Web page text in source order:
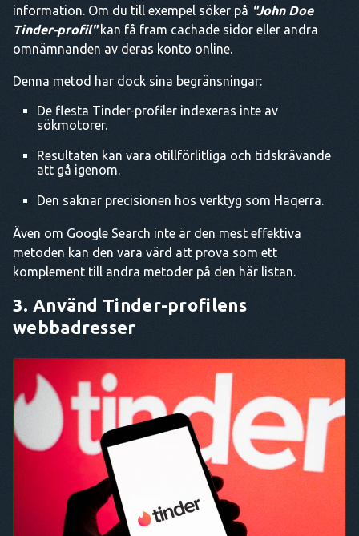
information. Om du till exempel söker på "John Doe
Tinder-profil"kan få fram cachade sidor eller andra
omnämnanden av deras konto online.
Denna metod har dock sina begränsningar:
De flesta Tinder-profiler indexeras inte av
sökmotorer.
Resultaten kan vara otillförlitliga och tidskrävande
att gå igenom.
Den saknar precisionen hos verktyg som Haqerra.
Även om Google Search inte är den mest effektiva
metoden kan den vara värd att prova som ett
komplement till andra metoder på den här listan.
3. Använd Tinder-profilens
webbadresser